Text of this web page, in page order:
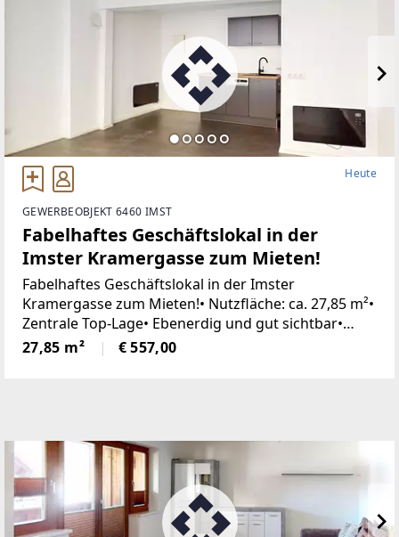
Heute
GEWERBEOBJEKT 6460 IMST
Fabelhaftes Geschäftslokal in der
Imster Kramergasse zum Mieten!
Fabelhaftes Geschäftslokal in der Imster
Kramergasse zum Mieten!• Nutzfläche: ca. 27,85 m²•
Zentrale Top-Lage• Ebenerdig und gut sichtbar•
Panorama-Verglasung• Nahe der
Rosengartenschlucht• Pelletofen• WC• Zahlreiche
27,85 m² € 557,00